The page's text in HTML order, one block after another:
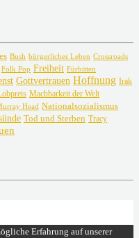
Bush bürgerliches Leben Crossroads
Folk Pop Freiheit Fürbitten
Gottvertrauen Hoffnung Irak
Machbarkeit der Welt
Head Nationalsozialismus
Tod und Sterben Tracy
Erfahrung auf unserer